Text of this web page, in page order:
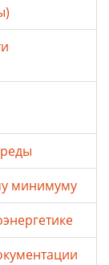
минимуму